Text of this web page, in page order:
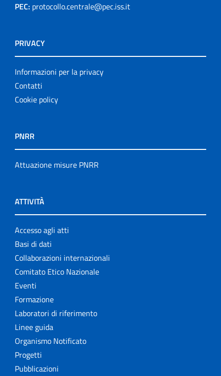
PEC: protocollo.centrale@pec.iss.it
PRIVACY
Informazioni per la privacy
Contatti
Cookie policy
PNRR
Attuazione misure PNRR
ATTIVITÀ
Accesso agli atti
Basi di dati
Collaborazioni internazionali
Comitato Etico Nazionale
Eventi
Formazione
Laboratori di riferimento
Linee guida
Organismo Notificato
Progetti
Pubblicazioni